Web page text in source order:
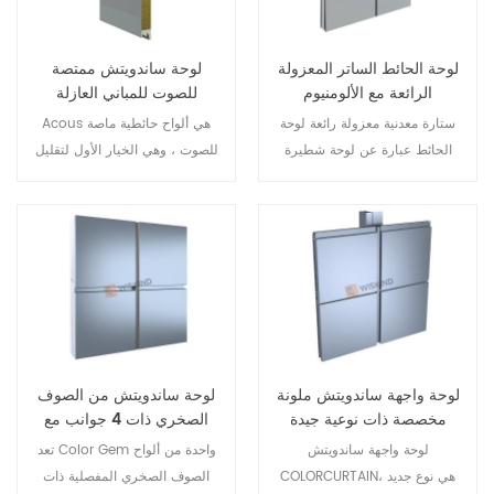
وملامح للجسر المكسور متعدد
التجاويف ، ومثبطات اللهب عالية
الجودة شرائط مانعة للتسرب من
الفوم ، ومزيج فعال من مواد
متعددة ، لإعطاء دور كامل
للوظائف الممتازة للمنتج. بصفتها
ثقيل الوزن يدمج الجسر المكسور
والعزل والديكور ، ويستهدف
المباني الصناعية المتطورة
لوحة ساندويتش ممتصة
للصوت للمباني العازلة
للصوت
Acous هي ألواح حائطية ماصة
للصوت ، وهي الخيار الأول لتقليل
الموظفين. تم اعتماد تقنية
التثقيب النصفي الحاصلة على
براءة اختراع، والتي لا تعمل على
تحسين تأثير تقليل الضوضاء
فحسب، بل تتمتع أيضًا بنفس قوة
لوحة الحائط الساتر المعزولة
الرائعة مع الألومنيوم
المكسور على البارد
ستارة معدنية معزولة رائعة لوحة
الحائط عبارة عن لوحة شطيرة
هيكل الألومنيوم المكسور مباشرة
كمنتج نحاسي للجدار ، وهو تطابق
لوحة ساندويتش من الصوف
الصخري ذات 4 جوانب مع
ختم حافة PU
تعد Color Gem واحدة من ألواح
الصوف الصخري المفصلية ذات
لوحة واجهة ساندويتش ملونة
مخصصة ذات نوعية جيدة
لوحة واجهة ساندويتش
COLORCURTAIN، هي نوع جديد